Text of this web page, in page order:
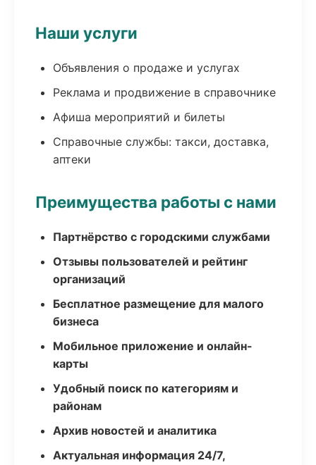
Наши услуги
Объявления о продаже и услугах
Реклама и продвижение в справочнике
Афиша мероприятий и билеты
Справочные службы: такси, доставка,
аптеки
Преимущества работы с нами
Партнёрство с городскими службами
Отзывы пользователей и рейтинг
организаций
Бесплатное размещение для малого
бизнеса
Мобильное приложение и онлайн-
карты
Удобный поиск по категориям и
районам
Архив новостей и аналитика
Актуальная информация 24/7,